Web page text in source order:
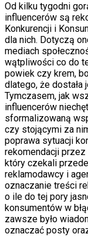
Od kilku tygodni
influencerów są
Konkurencji i
dla nich. Dotyczą
mediach
wątpliwości co do
powiek czy krem,
dlatego, że dostała
Tymczasem, jak
influencerów
sformalizowaną
czy stojącymi za
poprawa sytuacji
rekomendacji
który czekali
reklamodawcy i
oznaczanie treści
o ile do tej pory
konsumentów w
zawsze było
oznaczać posty